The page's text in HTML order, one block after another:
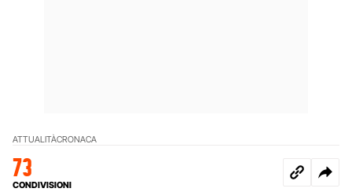
ATTUALITÀCRONACA
73
CONDIVISIONI